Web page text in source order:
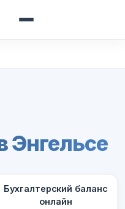
Бухгалтерский баланс
онлайн